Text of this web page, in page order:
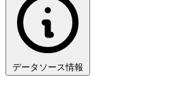
データソース情報